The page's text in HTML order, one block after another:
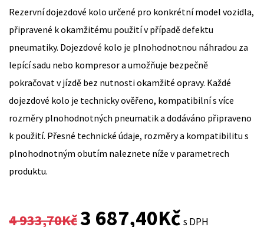
Rezervní dojezdové kolo určené pro konkrétní model vozidla,
připravené k okamžitému použití v případě defektu
pneumatiky. Dojezdové kolo je plnohodnotnou náhradou za
lepící sadu nebo kompresor a umožňuje bezpečně
pokračovat v jízdě bez nutnosti okamžité opravy. Každé
dojezdové kolo je technicky ověřeno, kompatibilní s více
rozměry plnohodnotných pneumatik a dodáváno připraveno
k použití. Přesné technické údaje, rozměry a kompatibilitu s
plnohodnotným obutím naleznete níže v parametrech
produktu.
4 933,70Kč
Original
3 687,40KčCurrent
s DPH